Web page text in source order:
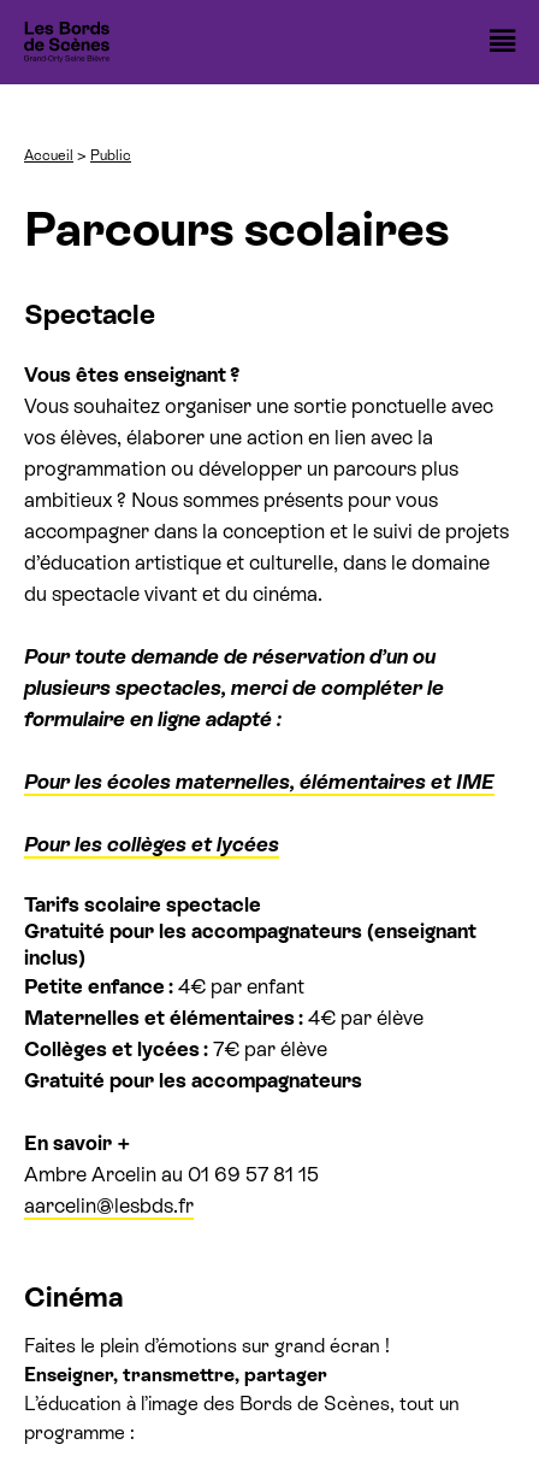
Cinémas
Nos 10 ans
Les ateliers théâtre
Les Bords de Scènes
Infos pratiques
Billetterie spectacle
Billetterie cinéma
Rechercher
Accueil Public
Parcours scolaires
Spectacle
Vous êtes enseignant ?
Vous souhaitez organiser une sortie ponctuelle avec
vos élèves, élaborer une action en lien avec la
programmation ou développer un parcours plus
ambitieux ? Nous sommes présents pour vous
accompagner dans la conception et le suivi de projets
d’éducation artistique et culturelle, dans le domaine
du spectacle vivant et du cinéma.
Pour toute demande de réservation d’un ou
plusieurs spectacles, merci de compléter le
formulaire en ligne adapté :
Pour les écoles maternelles, élémentaires et IME
Pour les collèges et lycées
Tarifs scolaire spectacle
Gratuité pour les accompagnateurs (enseignant
inclus)
Petite enfance : 4€ par enfant
Maternelles et élémentaires : 4€ par élève
Collèges et lycées : 7€ par élève
Gratuité pour les accompagnateurs
En savoir +
Ambre Arcelin au 01 69 57 81 15
aarcelin@lesbds.fr
Cinéma
Faites le plein d’émotions sur grand écran !
Enseigner, transmettre, partager
L’éducation à l’image des Bords de Scènes, tout un
programme :